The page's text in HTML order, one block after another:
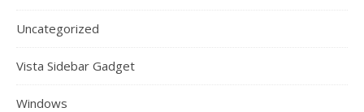
Uncategorized
Vista Sidebar Gadget
Windows